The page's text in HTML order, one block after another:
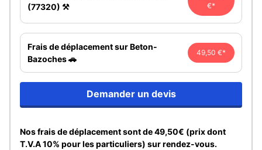
(77320) ⚒️
€*
Frais de déplacement sur Beton-
Bazoches 🚗
49,50 €*
Demander un devis
Nos frais de déplacement sont de 49,50€ (prix dont
T.V.A 10% pour les particuliers) sur rendez-vous.